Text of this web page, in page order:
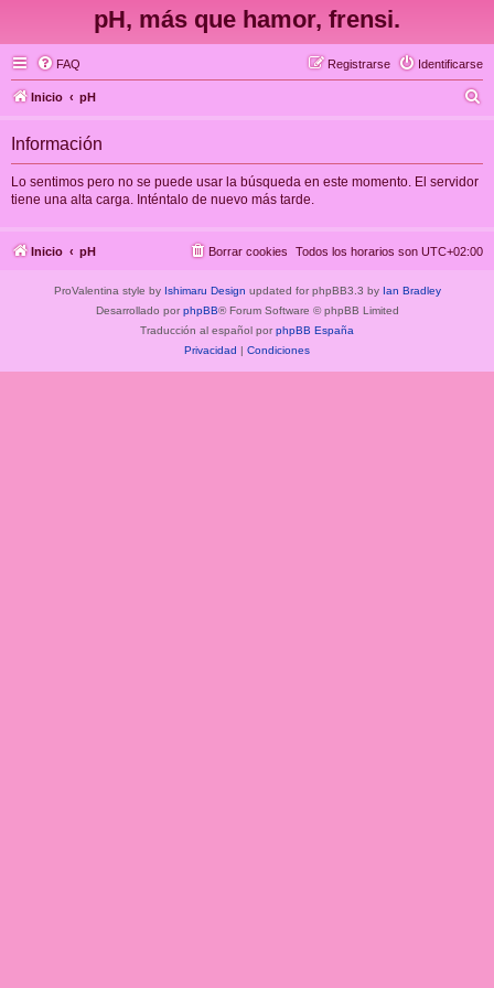
pH, más que hamor, frensi.
FAQ Identificarse
Registrarse
Inicio pH
Información
Lo sentimos pero no se puede usar la búsqueda en este momento. El servidor
tiene una alta carga. Inténtalo de nuevo más tarde.
Inicio pH Todos los horarios son UTC+02:00
Borrar cookies
ProValentina style by Ishimaru Design updated for phpBB3.3 by Ian Bradley
Desarrollado por phpBB® Forum Software © phpBB Limited
Traducción al español por phpBB España
Privacidad | Condiciones